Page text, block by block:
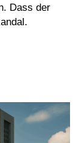
Dass der